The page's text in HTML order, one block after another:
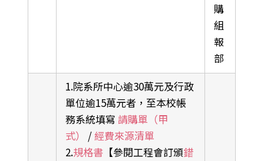
購
組
報
部
1.院系所中心逾30萬元及行政
單位逾15萬元者，至本校帳
務系統填寫 請購單（甲
式）
/經費來源清單
2.規格書 【參閱工程會訂頒錯